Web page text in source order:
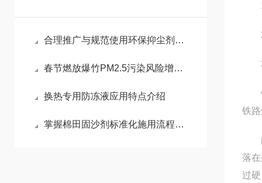
合理推广与规范使用环保抑尘剂助力各行业扬尘达标治理
春节燃放爆竹PM2.5污染风险增加，如何做好污染防治工作
换热专用防冻液应用特点介绍
掌握棉田固沙剂标准化施用流程减少风沙侵蚀对棉苗的损伤
1.
2.
3.
铁
铁
由
落
过